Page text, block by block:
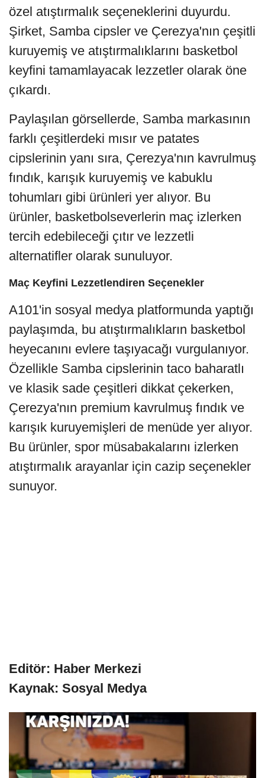
özel atıştırmalık seçeneklerini duyurdu.
Şirket, Samba cipsler ve Çerezya'nın çeşitli
kuruyemiş ve atıştırmalıklarını basketbol
keyfini tamamlayacak lezzetler olarak öne
çıkardı.
Paylaşılan görsellerde, Samba markasının
farklı çeşitlerdeki mısır ve patates
cipslerinin yanı sıra, Çerezya'nın kavrulmuş
fındık, karışık kuruyemiş ve kabuklu
tohumları gibi ürünleri yer alıyor. Bu
ürünler, basketbolseverlerin maç izlerken
tercih edebileceği çıtır ve lezzetli
alternatifler olarak sunuluyor.
Maç Keyfini Lezzetlendiren Seçenekler
A101'in sosyal medya platformunda yaptığı
paylaşımda, bu atıştırmalıkların basketbol
heyecanını evlere taşıyacağı vurgulanıyor.
Özellikle Samba cipslerinin taco baharatlı
ve klasik sade çeşitleri dikkat çekerken,
Çerezya'nın premium kavrulmuş fındık ve
karışık kuruyemişleri de menüde yer alıyor.
Bu ürünler, spor müsabakalarını izlerken
atıştırmalık arayanlar için cazip seçenekler
sunuyor.
Editör: Haber Merkezi
Kaynak: Sosyal Medya